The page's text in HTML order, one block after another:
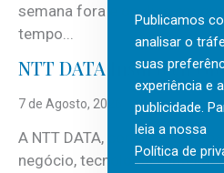
semana fora e os dias em
tempo...
NTT DATA Insurtech
7 de Agosto, 2026
A NTT DATA, consultora
negócio, tecnologia e
Publicamos
analisar o
suas
experiência e
publicidade.
leia a nossa
Política de